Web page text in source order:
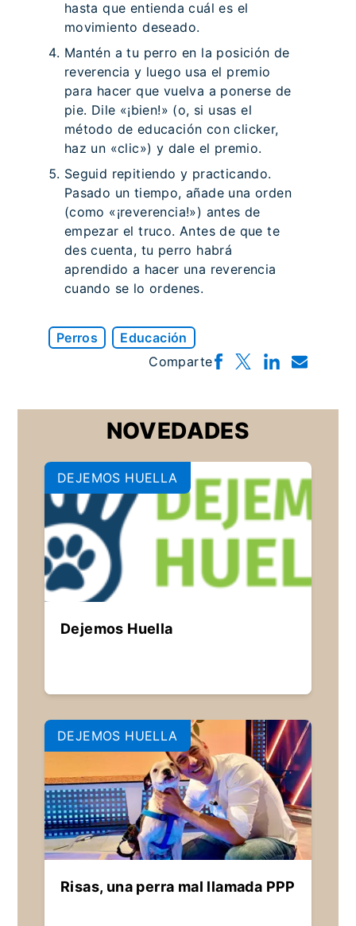
hasta que entienda cuál es el
movimiento deseado.
Mantén a tu perro en la posición de
reverencia y luego usa el premio
para hacer que vuelva a ponerse de
pie. Dile «¡bien!» (o, si usas el
método de educación con clicker,
haz un «clic») y dale el premio.
Seguid repitiendo y practicando.
Pasado un tiempo, añade una orden
(como «¡reverencia!») antes de
empezar el truco. Antes de que te
des cuenta, tu perro habrá
aprendido a hacer una reverencia
cuando se lo ordenes.
Perros
Educación
Comparte
NOVEDADES
DEJEMOS HUELLA
Dejemos Huella
DEJEMOS HUELLA
Risas, una perra mal llamada PPP